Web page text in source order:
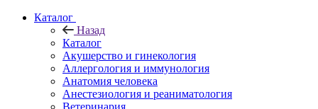
Каталог
Назад
Каталог
Акушерство и гинекология
Аллергология и иммунология
Анатомия человека
Анестезиология и реаниматология
Ветеринария